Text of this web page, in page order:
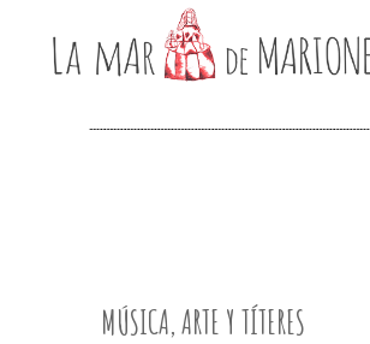
MÚSICA, ARTE Y TÍTERES